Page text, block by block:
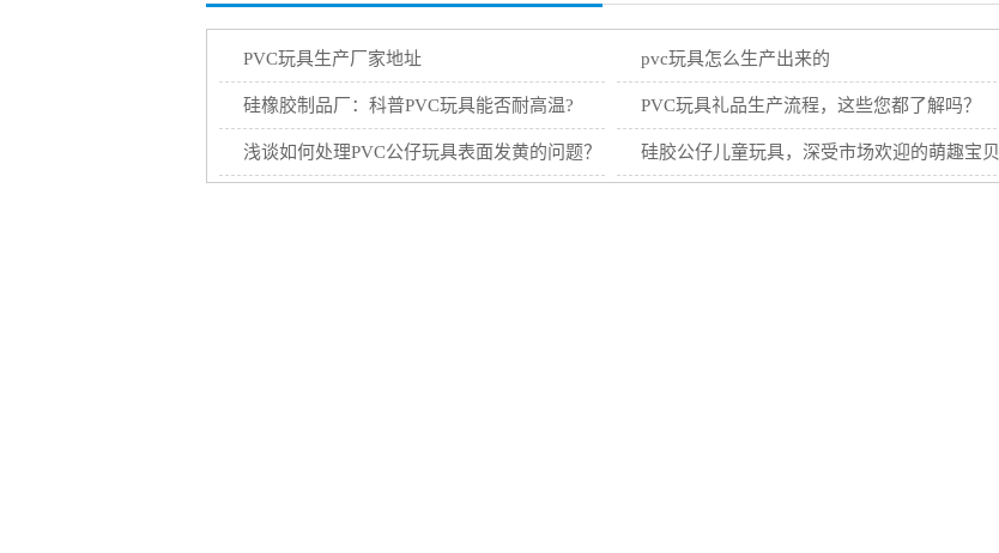
PVC玩具生产厂家地址 pvc玩具怎么生产出来的
硅橡胶制品厂：科普PVC玩具能否耐高温? PVC玩具礼品生产流程，这些您都了解吗？
浅谈如何处理PVC公仔玩具表面发黄的问题？ 硅胶公仔儿童玩具，深受市场欢迎的萌趣宝贝